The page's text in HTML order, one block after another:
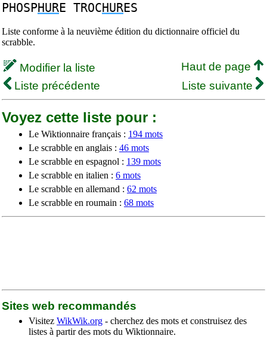
PHOSPHURE TROCHURES
Liste conforme à la neuvième édition du dictionnaire officiel du
scrabble.
Modifier la liste
Haut de page
Liste précédente
Liste suivante
Voyez cette liste pour :
Le Wiktionnaire français : 194 mots
Le scrabble en anglais : 46 mots
Le scrabble en espagnol : 139 mots
Le scrabble en italien : 6 mots
Le scrabble en allemand : 62 mots
Le scrabble en roumain : 68 mots
Sites web recommandés
Visitez WikWik.org - cherchez des mots et construisez des
listes à partir des mots du Wiktionnaire.